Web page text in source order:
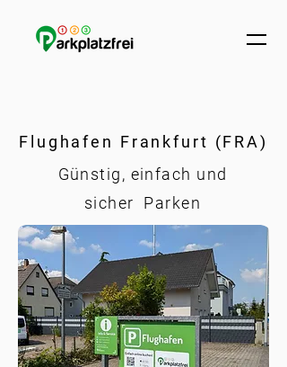
Flughafen Frankfurt (FRA)
Günstig, einfach und
sicher Parken